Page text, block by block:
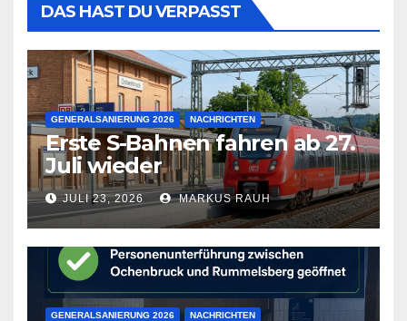
DAS HAST DU VERPASST
GENERALSANIERUNG 2026 NACHRICHTEN
Erste S-Bahnen fahren ab 27.
Juli wieder
JULI 23, 2026 MARKUS RAUH
GENERALSANIERUNG 2026 NACHRICHTEN